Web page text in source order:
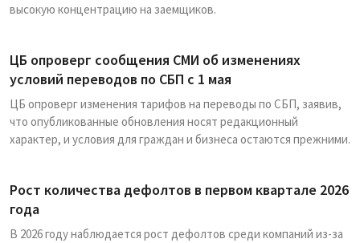
высокую концентрацию на заемщиков.
ЦБ опроверг сообщения СМИ об изменениях
условий переводов по СБП с 1 мая
ЦБ опроверг изменения тарифов на переводы по СБП, заявив,
что опубликованные обновления носят редакционный
характер, и условия для граждан и бизнеса остаются прежними.
Рост количества дефолтов в первом квартале 2026
года
В 2026 году наблюдается рост дефолтов среди компаний из-за